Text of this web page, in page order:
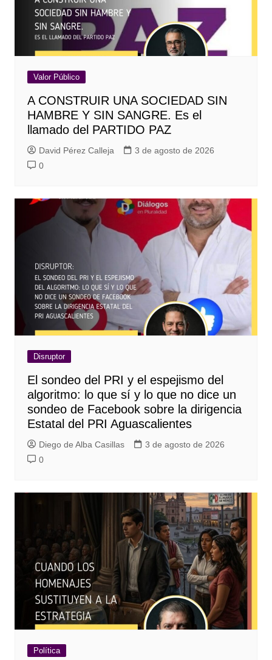
Valor Público
A CONSTRUIR UNA SOCIEDAD SIN
HAMBRE Y SIN SANGRE. Es el
llamado del PARTIDO PAZ
David Pérez Calleja
3 de agosto de 2026
0
Disruptor
El sondeo del PRI y el espejismo del
algoritmo: lo que sí y lo que no dice un
sondeo de Facebook sobre la dirigencia
Estatal del PRI Aguascalientes
Diego de Alba Casillas
3 de agosto de 2026
0
Política